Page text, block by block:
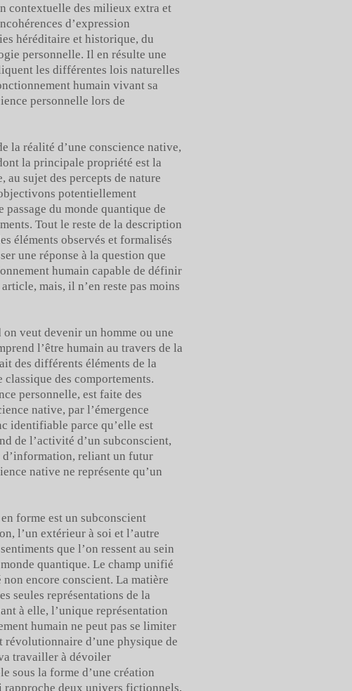
contextuelle des milieux extra et
d’expression
héréditaire et historique, du
personnelle. Il en résulte une
les différentes lois naturelles
humain vivant sa
personnelle lors de
la réalité d’une conscience native,
la principale propriété est la
au sujet des percepts de nature
potentiellement
du monde quantique de
Tout le reste de la description
éléments observés et formalisés
une réponse à la question que
humain capable de définir
mais, il n’en reste pas moins
veut devenir un homme ou une
l’être humain au travers de la
des différents éléments de la
des comportements.
personnelle, est faite des
native, par l’émergence
identifiable parce qu’elle est
de l’activité d’un subconscient,
reliant un futur
native ne représente qu’un
forme est un subconscient
l’un extérieur à soi et l’autre
que l’on ressent au sein
quantique. Le champ unifié
encore conscient. La matière
seules représentations de la
à elle, l’unique représentation
humain ne peut pas se limiter
d’une physique de
travailler à dévoiler
sous la forme d’une création
deux univers fictionnels,